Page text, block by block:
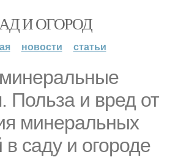
И ОГОРОД
новости статьи
Польза и вред от
минеральных
саду и огороде